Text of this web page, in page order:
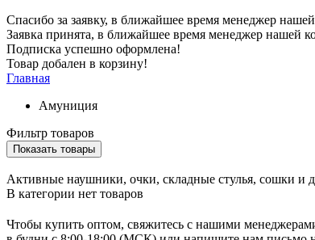
Спасибо за заявку, в ближайшее время менеджер
Заявка принята, в ближайшее время менеджер нашей
Подписка успешно оформлена!
Товар добален в корзину!
Главная
Амуниция
Фильтр товаров
Активные наушники, очки, складные стулья, сошки и
В категории нет товаров
Чтобы купить оптом, свяжитесь с нашими